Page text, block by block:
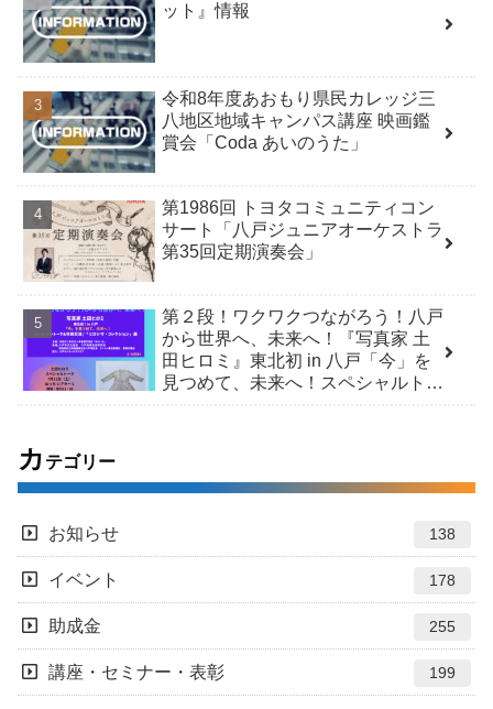
ット』情報
令和8年度あおもり県民カレッジ三
八地区地域キャンパス講座 映画鑑
賞会「Coda あいのうた」
第1986回 トヨタコミュニティコン
サート「八戸ジュニアオーケストラ
第35回定期演奏会」
第２段！ワクワクつながろう！八戸
から世界へ、未来へ！『写真家 土
田ヒロミ』東北初 in 八戸「今」を
見つめて、未来へ！スペシャルトー
カ テゴリー
お知らせ 138
イベント 178
助成金 255
講座・セミナー・表彰 199